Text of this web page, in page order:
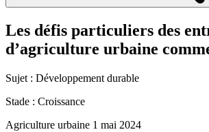
Les défis particuliers des
d’agriculture urbaine
Sujet : Développement durable
Stade : Croissance
Agriculture urbaine 1 mai 2024